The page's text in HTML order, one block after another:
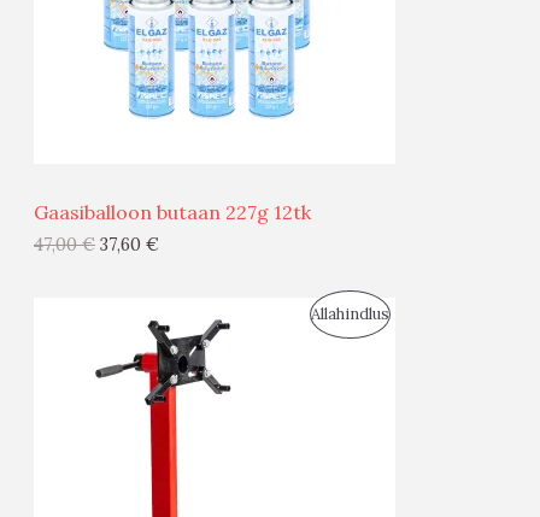
S
Gaasiballoon butaan 227g 12tk
47,00€ 37,60 €
AllahindlusS